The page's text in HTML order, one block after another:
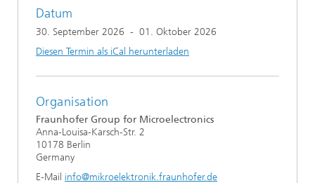
Datum
30. September 2026 - 01. Oktober 2026
Diesen Termin als iCal herunterladen
Organisation
Fraunhofer Group for Microelectronics
Anna-Louisa-Karsch-Str. 2
10178 Berlin
Germany
E-Mail info@mikroelektronik.fraunhofer.de